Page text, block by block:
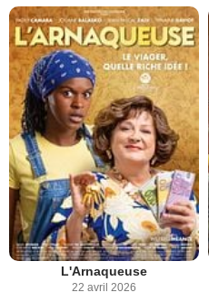
L'Arnaqueuse
22 avril 2026